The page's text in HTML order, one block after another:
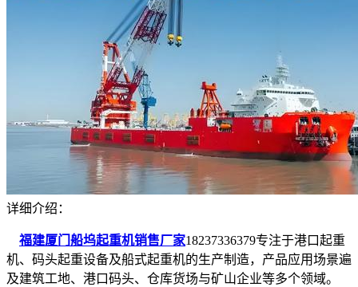
详细介绍：
福建厦门船坞起重机销售厂家18237336379专注于港口起重
机、码头起重设备及船式起重机的生产制造，产品应用场景遍
及建筑工地、港口码头、仓库货场与矿山企业等多个领域。